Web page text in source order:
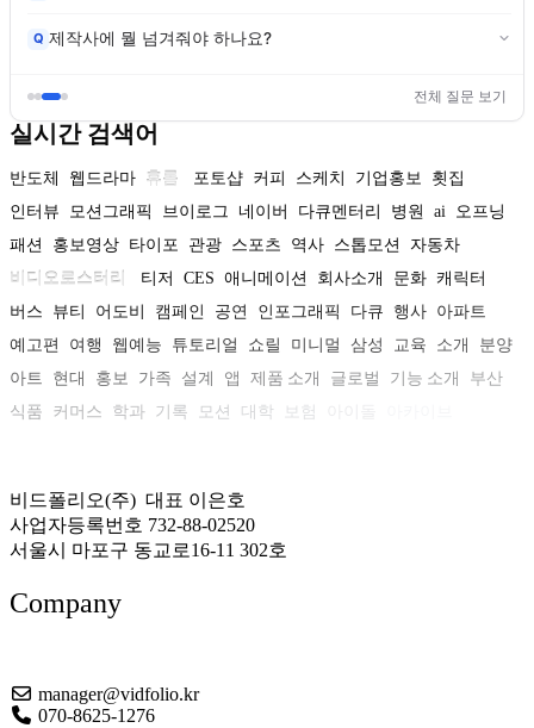
Q 제작사에 뭘 넘겨줘야 하나요?
전체 질문 보기
실시간 검색어
반도체 웹드라마 휴롬 포토샵 커피 스케치 기업홍보
횟집
인터뷰
모션그래픽 브이로그 네이버 다큐멘터리 병원 ai
오프닝
패션
홍보영상 타이포 관광 스포츠 역사 스톱모션
자동차
비디오로스터리
티저 CES 애니메이션 회사소개 문화 캐릭터
버스
뷰티 어도비 캠페인 공연 인포그래픽 다큐 행사 아파트
예고편
여행 웹예능 튜토리얼 쇼릴 미니멀 삼성 교육 소개
분양
아트
현대 홍보 가족 설계 앱 제품 소개 글로벌 기능 소개
부산
식품
커머스 학과 기록 모션 대학 보험
비드폴리오(주) 대표 이은호
사업자등록번호 732-88-02520
서울시 마포구 동교로16-11 302호
Company
manager@vidfolio.kr
070-8625-1276